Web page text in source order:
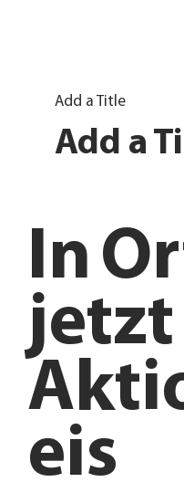
jetzt
eis
In
Add a
Add a Title